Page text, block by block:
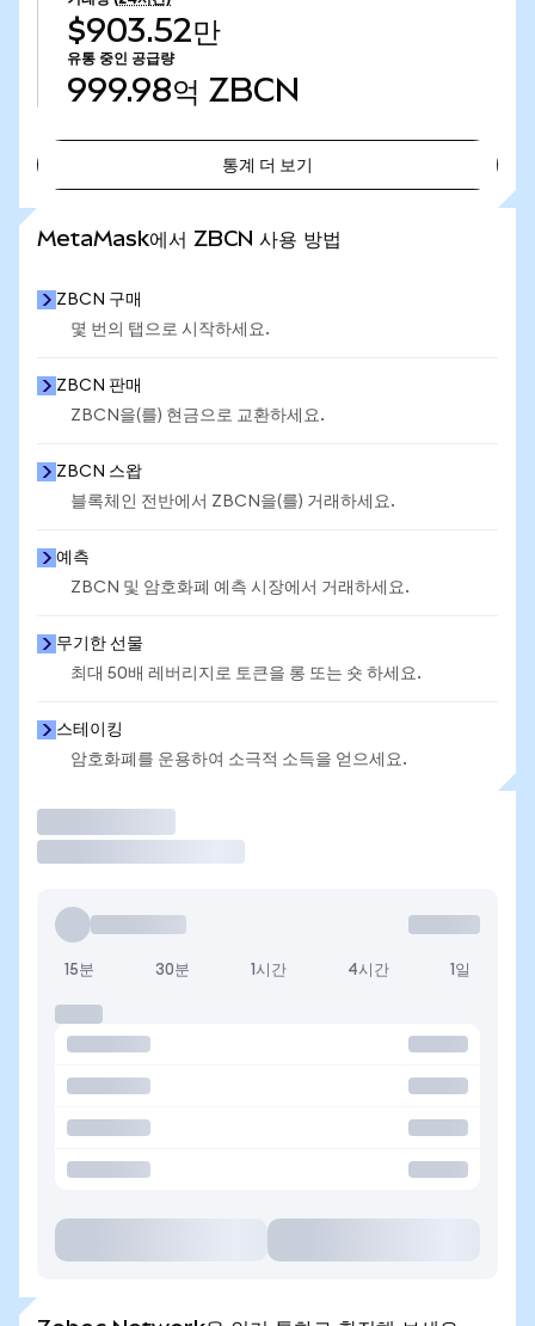
$903.52만
유통 중인 공급량
999.98억 ZBCN
통계 더 보기
MetaMask에서 ZBCN 사용 방법
ZBCN 구매
몇 번의 탭으로 시작하세요.
ZBCN 판매
ZBCN을(를) 현금으로 교환하세요.
ZBCN 스왑
블록체인 전반에서 ZBCN을(를) 거래하세요.
예측
ZBCN 및 암호화폐 예측 시장에서 거래하세요.
무기한 선물
최대 50배 레버리지로 토큰을 롱 또는 숏 하세요.
스테이킹
암호화폐를 운용하여 소극적 소득을 얻으세요.
15분 30분 1시간 4시간 1일